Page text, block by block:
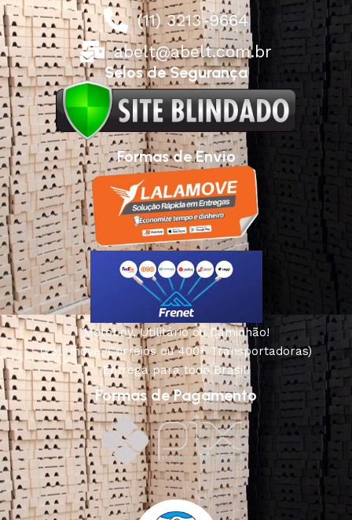
(11) 3213-9664
abelt@abelt.com.br
Selos de Segurança
Formas de Envio
Motoboy, Utilitário ou Caminhão!
(Lalamove, Correios ou 400+ Transportadoras)
Entrega para todo Brasil!
Formas de Pagamento